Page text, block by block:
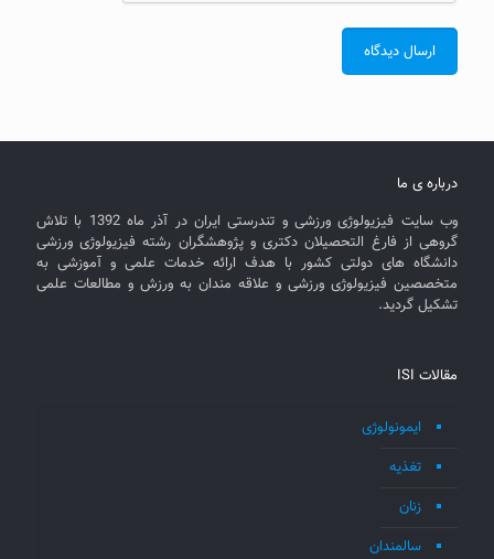
درباره ی ما
وب سایت فیزیولوژی ورزشی و تندرستی ایران در آذر ماه 1392 با تلاش
گروهی از فارغ التحصیلان دکتری و پژوهشگران رشته فیزیولوژی ورزشی
دانشگاه های دولتی کشور با هدف ارائه خدمات علمی و آموزشی به
متخصصین فیزیولوژی ورزشی و علاقه مندان به ورزش و مطالعات علمی
تشکیل گردید.
مقالات ISI
ایمونولوژی
تغذیه
زنان
سالمندان